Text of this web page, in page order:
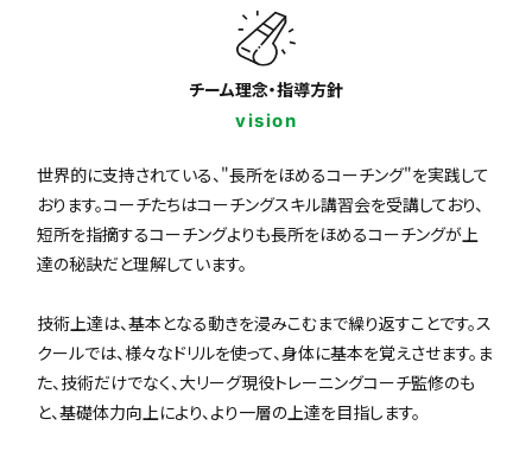
チーム理念・指導方針
vision
世界的に支持されている、"長所をほめるコーチング"を実践して
おります。コーチたちはコーチングスキル講習会を受講しており、
短所を指摘するコーチングよりも長所をほめるコーチングが上
達の秘訣だと理解しています。
技術上達は、基本となる動きを浸みこむまで繰り返すことです。ス
クールでは、様々なドリルを使って、身体に基本を覚えさせます。ま
た、技術だけでなく、大リーグ現役トレーニングコーチ監修のも
と、基礎体力向上により、より一層の上達を目指します。